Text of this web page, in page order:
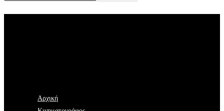
Αρχική